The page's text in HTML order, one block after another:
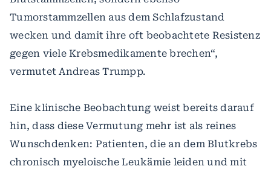
Tumorstammzellen aus dem Schlafzustand
wecken und damit ihre oft beobachtete Resistenz
gegen viele Krebsmedikamente brechen“,
vermutet Andreas Trumpp.
Eine klinische Beobachtung weist bereits darauf
hin, dass diese Vermutung mehr ist als reines
Wunschdenken: Patienten, die an dem Blutkrebs
chronisch myeloische Leukämie leiden und mit